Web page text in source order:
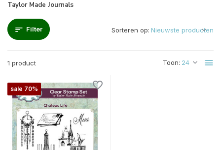
Taylor Made Journals
Filter
1 product Toon:
Sorteren op:
sale 70%